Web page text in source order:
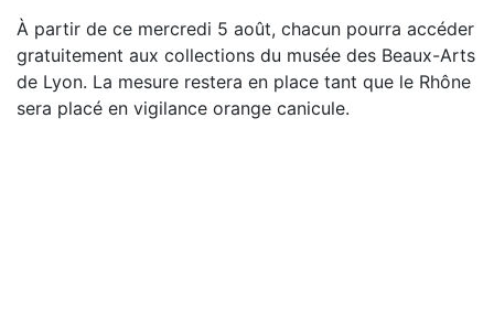
À partir de ce mercredi 5 août, chacun pourra accéder
gratuitement aux collections du musée des Beaux-Arts
de Lyon. La mesure restera en place tant que le Rhône
sera placé en vigilance orange canicule.